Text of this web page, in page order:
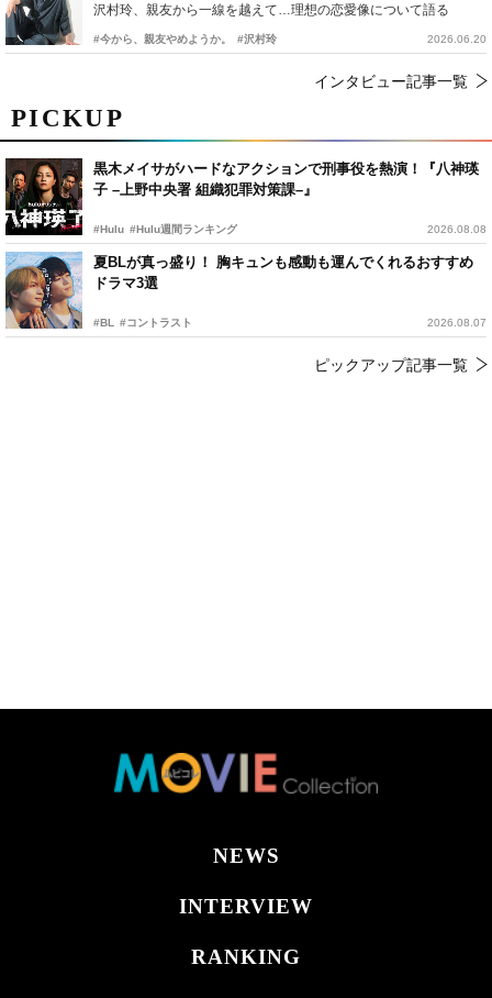
PICKUP
黒木メイサがハードなアクションで刑事役を熱演！『八神瑛
子 –上野中央署 組織犯罪対策課–』
#Hulu #Hulu週間ランキング 2026.08.08
夏BLが真っ盛り！ 胸キュンも感動も運んでくれるおすすめ
ドラマ3選
#BL #コントラスト 2026.08.07
ピックアップ記事一覧
沢村玲、親友から一線を越えて…理想の恋愛像について語る
#今から、親友やめようか。 #沢村玲 2026.06.20
インタビュー記事一覧
NEWS
INTERVIEW
RANKING